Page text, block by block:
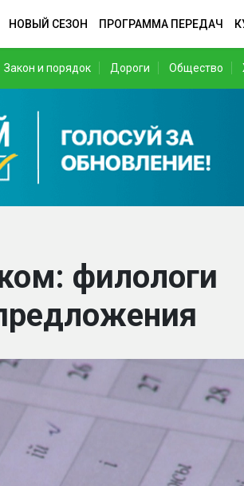
НОВЫЙ СЕЗОН ПРОГРАММА ПЕРЕДАЧ
Закон и порядок Дороги Общество
филологи